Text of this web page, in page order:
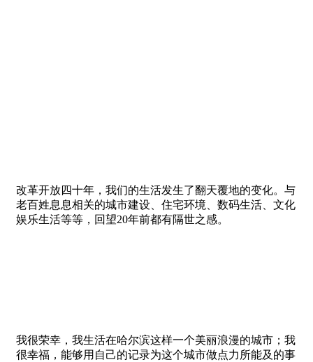
改革开放四十年，我们的生活发生了翻天覆地的变化。与
老百姓息息相关的城市建设、住宅环境、数码生活、文化
娱乐生活等等，回望20年前都有隔世之感。
我很荣幸，我生活在哈尔滨这样一个美丽浪漫的城市；我
很幸福，能够用自己的记录为这个城市做点力所能及的事